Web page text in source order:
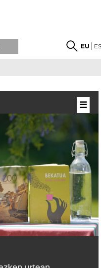
EU
☰